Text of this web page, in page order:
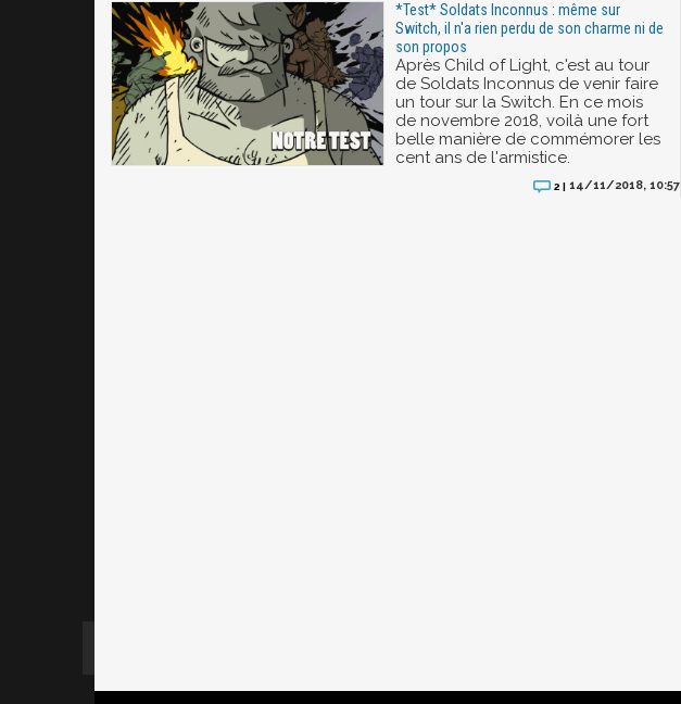
*Test* Soldats Inconnus : même sur
Switch, il n'a rien perdu de son charme ni de
son propos
Après Child of Light, c'est au tour
de Soldats Inconnus de venir faire
un tour sur la Switch. En ce mois
de novembre 2018, voilà une fort
belle manière de commémorer les
cent ans de l'armistice.
2 | 14/11/2018, 10:57